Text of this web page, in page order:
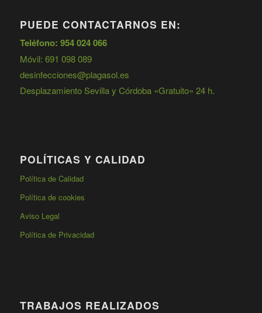
PUEDE CONTACTARNOS EN:
Teléfono: 954 024 066
Móvil: 691 098 089
desinfecciones@plagasol.es
Desplazamiento Sevilla y Córdoba «Gratuito» 24 h.
POLÍTICAS Y CALIDAD
Política de Calidad
Política de cookies
Aviso Legal
Política de Privacidad
TRABAJOS REALIZADOS